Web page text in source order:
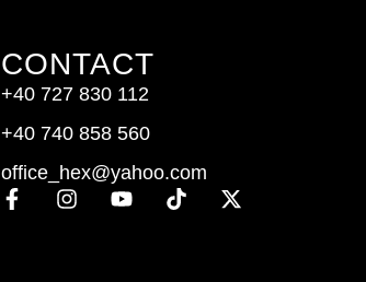
CONTACT
+40 727 830 112
+40 740 858 560
office_hex@yahoo.com